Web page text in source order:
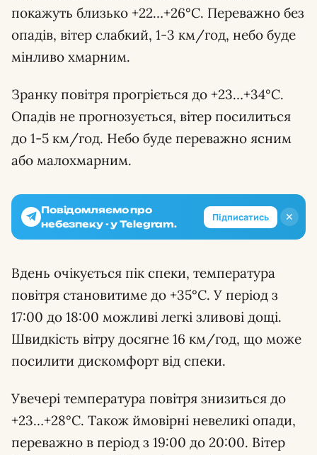
покажуть близько +22…+26°С. Переважно без
опадів, вітер слабкий, 1-3 км/год, небо буде
мінливо хмарним.
Зранку повітря прогріється до +23…+34°С.
Опадів не прогнозується, вітер посилиться
до 1-5 км/год. Небо буде переважно ясним
або малохмарним.
✕
Повідомляємо про
небезпеку - у Telegram.
Підписатись
Вдень очікується пік спеки, температура
повітря становитиме до +35°С. У період з
17:00 до 18:00 можливі легкі зливові дощі.
Швидкість вітру досягне 16 км/год, що може
посилити дискомфорт від спеки.
Увечері температура повітря знизиться до
+23…+28°С. Також ймовірні невеликі опади,
переважно в період з 19:00 до 20:00. Вітер